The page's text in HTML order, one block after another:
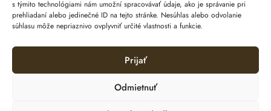
s týmito technológiami nám umožní spracovávať údaje, ako je správanie pri
prehliadaní alebo jedinečné ID na tejto stránke. Nesúhlas alebo odvolanie
súhlasu môže nepriaznivo ovplyvniť určité vlastnosti a funkcie.
Prijať
Odmietnuť
© 2024 e-shop od